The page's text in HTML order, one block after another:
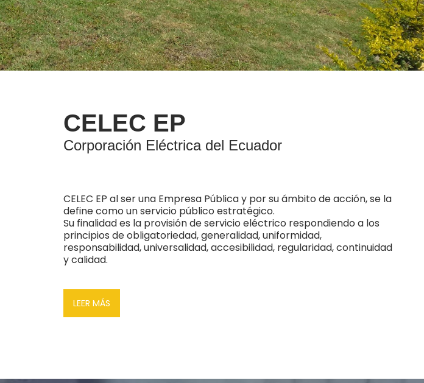
CELEC EP
Corporación Eléctrica del Ecuador
CELEC EP al ser una Empresa Pública y por su ámbito de acción, se la
define como un servicio público estratégico.
Su finalidad es la provisión de servicio eléctrico respondiendo a los
principios de obligatoriedad, generalidad, uniformidad,
responsabilidad, universalidad, accesibilidad, regularidad, continuidad
y calidad.
LEER MÁS